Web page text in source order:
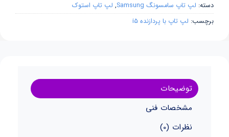
دسته: لپ تاپ سامسونگ Samsung , لپ تاپ استوک
برچسب: لپ تاپ با پردازنده i5
توضیحات
مشخصات فنی
نظرات (0)